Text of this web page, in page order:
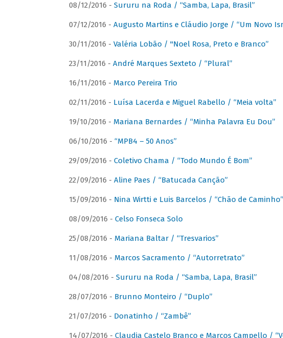
08/12/2016 - Sururu na Roda / “Samba, Lapa, Brasil”
07/12/2016 - Augusto Martins e Cláudio Jorge / “Um Novo
30/11/2016 - Valéria Lobão / "Noel Rosa, Preto e Branco”
23/11/2016 - André Marques Sexteto / “Plural”
16/11/2016 - Marco Pereira Trio
02/11/2016 - Luísa Lacerda e Miguel Rabello / “Meia volta”
19/10/2016 - Mariana Bernardes / “Minha Palavra Eu Dou”
06/10/2016 - “MPB4 – 50 Anos”
29/09/2016 - Coletivo Chama / “Todo Mundo É Bom”
22/09/2016 - Aline Paes / “Batucada Canção”
15/09/2016 - Nina Wirtti e Luis Barcelos / “Chão de Caminho”
08/09/2016 - Celso Fonseca Solo
25/08/2016 - Mariana Baltar / “Tresvarios”
11/08/2016 - Marcos Sacramento / “Autorretrato”
04/08/2016 - Sururu na Roda / “Samba, Lapa, Brasil”
28/07/2016 - Brunno Monteiro / “Duplo”
21/07/2016 - Donatinho / “Zambê”
14/07/2016 - Claudia Castelo Branco e Marcos Campello /